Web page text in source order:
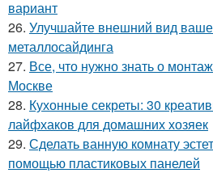
вариант
26. Улучшайте внешний вид
металлосайдинга
27. Все, что нужно знать о
Москве
28. Кухонные секреты: 30
лайфхаков для домашних хозяек
29. Сделать ванную комнату
помощью пластиковых панелей